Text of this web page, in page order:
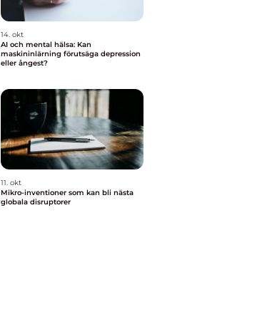
14. okt
AI och mental hälsa: Kan
maskininlärning förutsäga depression
eller ångest?
11. okt
Mikro-inventioner som kan bli nästa
globala disruptorer